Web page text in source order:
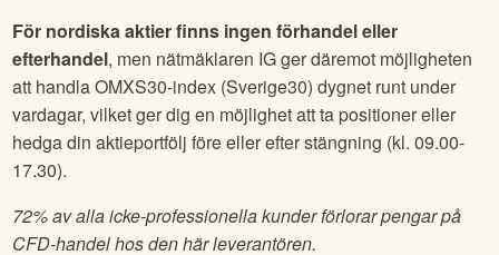
För nordiska aktier finns ingen förhandel eller
efterhandel, men nätmäklaren IG ger däremot möjligheten
att handla OMXS30-index (Sverige30) dygnet runt under
vardagar, vilket ger dig en möjlighet att ta positioner eller
hedga din aktieportfölj före eller efter stängning (kl. 09.00-
17.30).
72% av alla icke-professionella kunder förlorar pengar på
CFD-handel hos den här leverantören.